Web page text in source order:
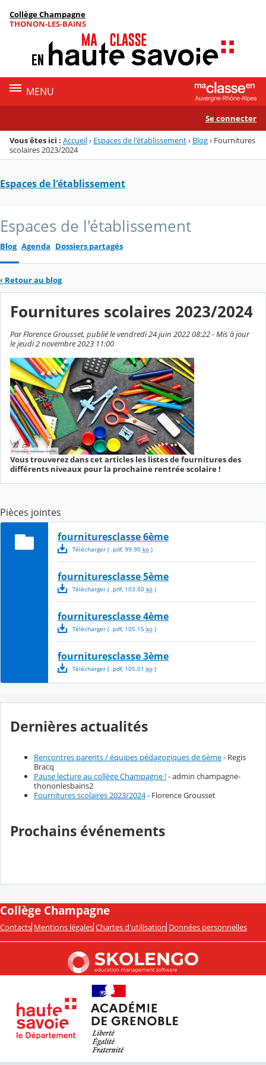
Menu de la rubrique
Contenu
Collège Champagne
THONON-LES-BAINS
MENU
Se connecter
Vous êtes ici : Accueil› Espaces de l'établissement› Blog› Fournitures
scolaires 2023/2024
Espaces de l'établissement
Espaces de l'établissement
Blog Agenda Dossiers partagés
‹ Retour au blog
Fournitures scolaires 2023/2024
Par Florence Grousset, publié le vendredi 24 juin 2022 08:22 - Mis à jour
le jeudi 2 novembre 2023 11:00
Vous trouverez dans cet articles les listes de fournitures des
différents niveaux pour la prochaine rentrée scolaire !
Pièces jointes
fournituresclasse 6ème
Télécharger( .pdf, 99.90 ko)
fournituresclasse 5ème
Télécharger( .pdf, 103.50 ko)
fournituresclasse 4ème
Télécharger( .pdf, 105.15 ko)
fournituresclasse 3ème
Télécharger( .pdf, 105.01 ko)
Dernières actualités
Rencontres parents / équipes pédagogiques de 6ème- Regis
Bracq
Pause lecture au collège Champagne !- admin champagne-
thononlesbains2
Fournitures scolaires 2023/2024- Florence Grousset
Prochains événements
Collège Champagne
Contacts Mentions légales Chartes d'utilisation Données personnelles